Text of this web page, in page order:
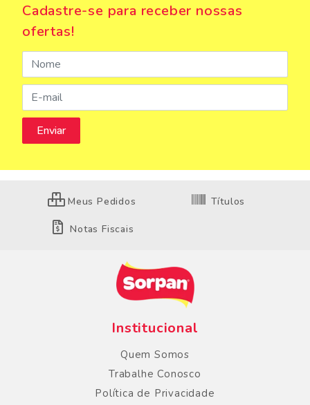
Cadastre-se para receber nossas
ofertas!
Meus Pedidos Títulos
Notas Fiscais
Institucional
Quem Somos
Trabalhe Conosco
Política de Privacidade